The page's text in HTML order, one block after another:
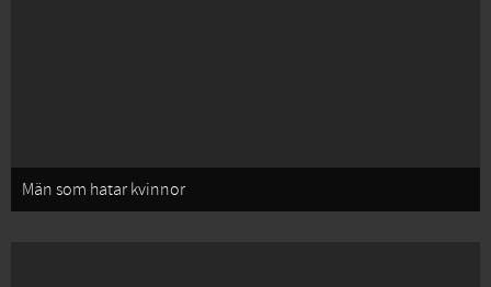
Män som hatar kvinnor